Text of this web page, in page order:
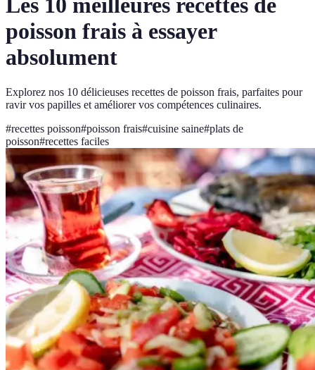
Les 10 meilleures recettes de
poisson frais à essayer
absolument
Explorez nos 10 délicieuses recettes de poisson frais, parfaites pour
ravir vos papilles et améliorer vos compétences culinaires.
#recettes poisson#poisson frais#cuisine saine#plats de
poisson#recettes faciles